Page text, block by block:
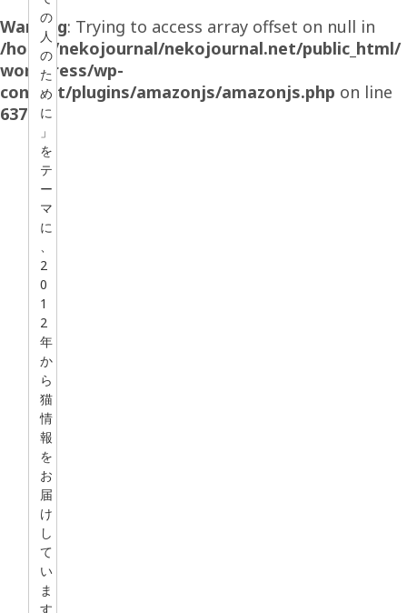
の
人
の
た
め
に
」
を
テ
ー
マ
に
2
0
1
2
年
か
ら
猫
情
報
を
お
届
け
し
て
い
ま
す
Warning: Trying to access array offset on null in
/home/nekojournal/nekojournal.net/public_html/
wordpress/wp-
content/plugins/amazonjs/amazonjs.php on line
637